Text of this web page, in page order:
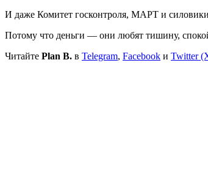
И даже Комитет госконтроля, МАРТ и
Потому что деньги — они любят тишину,
Читайте Plan B. в Telegram, Facebook и Twitter